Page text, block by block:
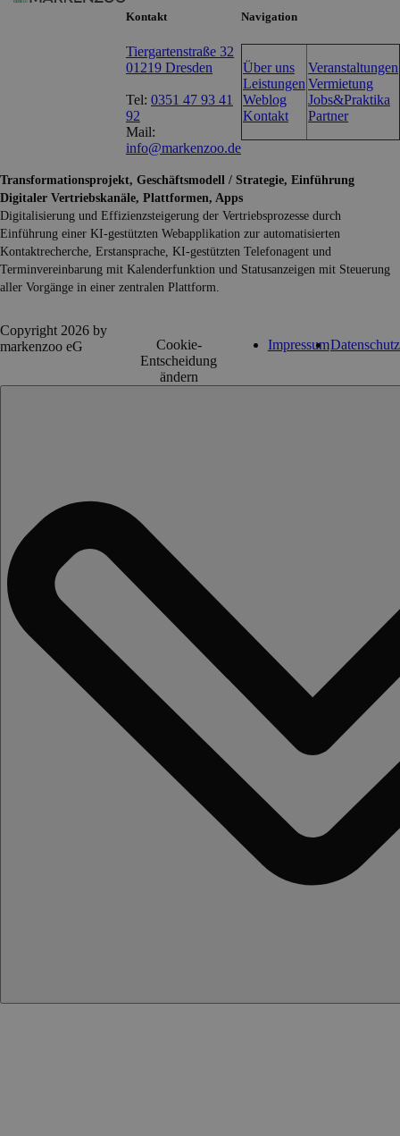
Kontakt
Tiergartenstraße 32
01219 Dresden
Tel: 0351 47 93 41
92
Mail:
info@markenzoo.de
Navigation
Über uns
Leistungen
Weblog
Kontakt
Veranstaltungen
Vermietung
Jobs&Praktika
Partner
Transformationsprojekt, Geschäftsmodell / Strategie, Einführung
Digitaler Vertriebskanäle, Plattformen, Apps
Digitalisierung und Effizienzsteigerung der Vertriebsprozesse durch
Einführung einer KI-gestützten Webapplikation zur automatisierten
Kontaktrecherche, Erstansprache, KI-gestützten Telefonagent und
Terminvereinbarung mit Kalenderfunktion und Statusanzeigen mit Steuerung
aller Vorgänge in einer zentralen Plattform.
Copyright 2026 by
markenzoo eG
Cookie-
Entscheidung
ändern
ImpressumDatenschutz